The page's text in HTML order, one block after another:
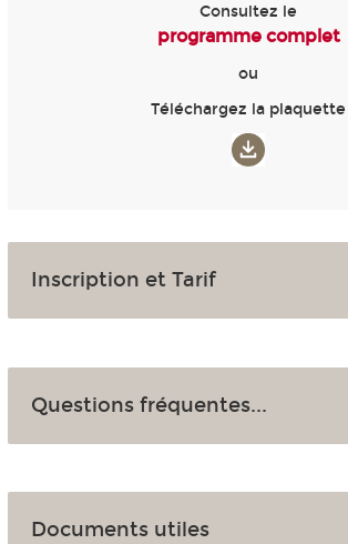
Consultez le
programme complet
ou
Téléchargez la plaquette
Inscription et Tarif
Questions fréquentes...
Documents utiles